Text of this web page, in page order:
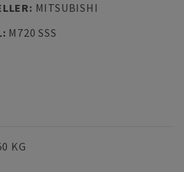
: MITSUBISHI
: M720 SSS
KG